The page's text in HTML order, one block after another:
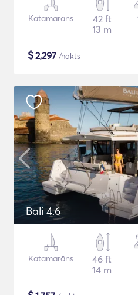
Katamarāns
42 ft
13 m
$2,297 /nakts
Bali 4.6
Katamarāns
46 ft
14 m